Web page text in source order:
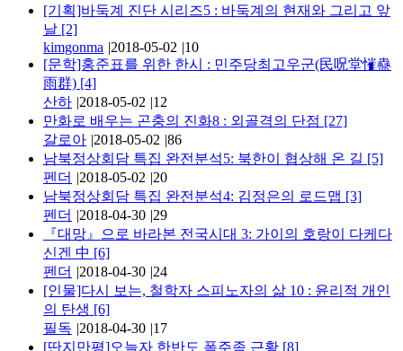
[기획]바둑계 진단 시리즈5 : 바둑계의 현재와 그리고 앞
날 [2]
kimgonma |2018-05-02 |10
[문학]홍준표를 위한 한시 : 민주당최고우군(民呪堂慛蠱
雨群) [4]
산하 |2018-05-02 |12
만화로 배우는 곤충의 진화8 : 외골격의 단점 [27]
갈로아 |2018-05-02 |86
남북정상회담 특집 완전분석5: 북한이 협상해 온 길 [5]
펜더 |2018-05-02 |20
남북정상회담 특집 완전분석4: 김정은의 로드맵 [3]
펜더 |2018-04-30 |29
『대망』으로 바라본 전국시대 3: 가이의 호랑이 다케다
신겐 中 [6]
펜더 |2018-04-30 |24
[인물]다시 보는, 철학자 스피노자의 삶 10 : 윤리적 개인
의 탄생 [6]
필독 |2018-04-30 |17
[딴지만평]오늘자 한반도 폭주족 근황 [8]